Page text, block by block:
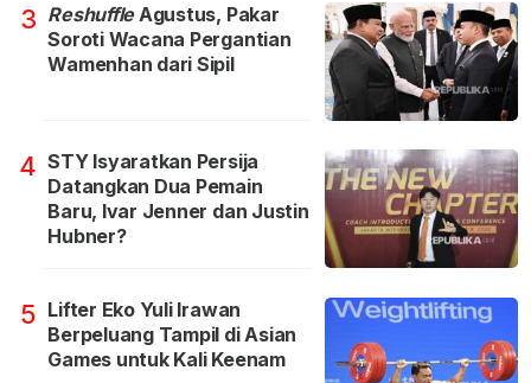
3 ReshuffleAgustus, Pakar
Soroti Wacana Pergantian
Wamenhan dari Sipil
4 STY Isyaratkan Persija
Datangkan Dua Pemain
Baru, Ivar Jenner dan Justin
Hubner?
5 Lifter Eko Yuli Irawan
Berpeluang Tampil di Asian
Games untuk Kali Keenam